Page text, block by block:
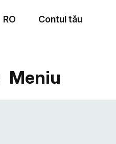
RO Contul tău
Meniu